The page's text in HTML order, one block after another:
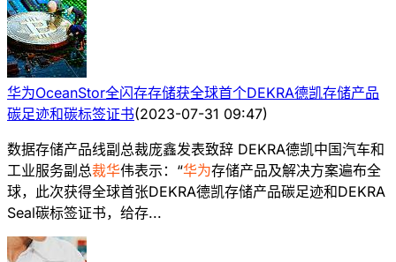
华为OceanStor全闪存存储获全球首个DEKRA德凯存储产品
碳足迹和碳标签证书(2023-07-31 09:47)
数据存储产品线副总裁庞鑫发表致辞 DEKRA德凯中国汽车和
工业服务副总裁华伟表示：“华为存储产品及解决方案遍布全
球，此次获得全球首张DEKRA德凯存储产品碳足迹和DEKRA
Seal碳标签证书，给存...